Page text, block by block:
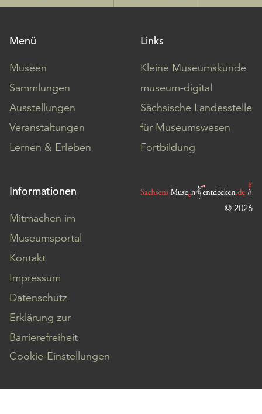
Menü
Museen
Sammlungen
Ausstellungen
Veranstaltungen
Lernen & Erleben
Links
Kleine Museumskunde
museum-digital
Sächsische Landesstelle
für Museumswesen
Fortbildung
Informationen
Mitmachen im
Museumsportal
Kontakt
Impressum
Datenschutz
Erklärung zur
Barrierefreiheit
Cookie-Einstellungen
© 2026